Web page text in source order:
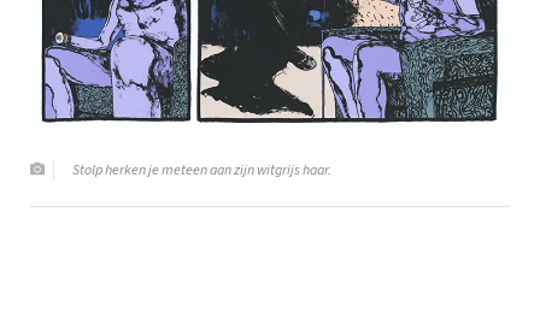
Stolp herken je meteen aan zijn witgrijs haar.